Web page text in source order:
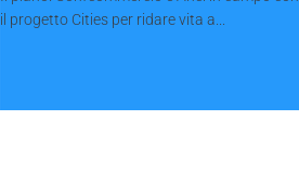
il progetto Cities per ridare vita a...